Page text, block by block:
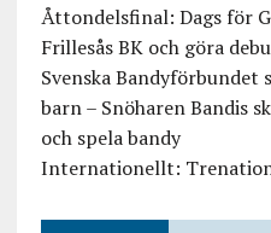
Åttondelsfinal: Dags för
Frillesås BK och göra
Svenska
barn – Snöharen Bandis
och spela bandy
Internationellt: